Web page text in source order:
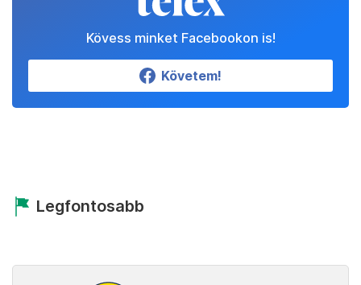
Kövess minket Facebookon is!
Követem!
Legfontosabb